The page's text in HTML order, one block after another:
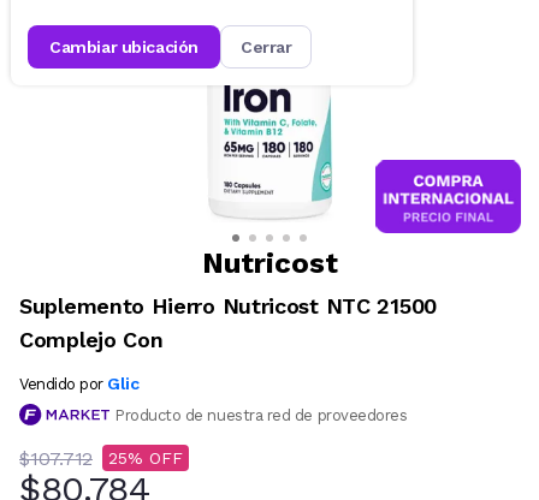
cambiar ubicación cerrar
Nutricost
Suplemento Hierro Nutricost NTC 21500
Complejo Con
Vendido por Glic
Producto de nuestra red de proveedores
$107.712 25
$80.784